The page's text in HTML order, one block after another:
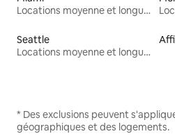
Locations moyenne et longue durée
Seattle
Locations moyenne et longue durée
* Des exclusions peuvent
géographiques et des logements.